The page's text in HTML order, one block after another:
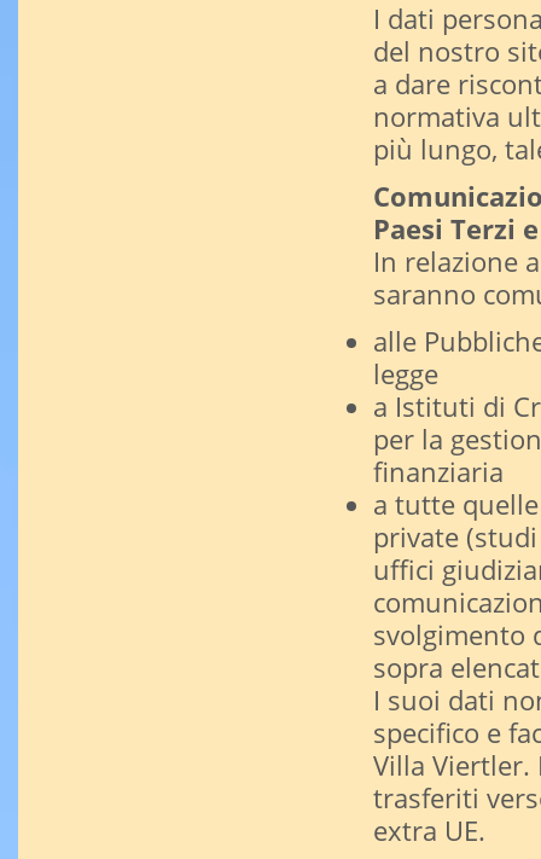
I dati
del nostro
a dare
normativa
più lungo,
Paesi Terzi
In relazione
saranno
alle
legge
a Istituti di
per la
finanziaria
a tutte
private
uffici
svolgimento
sopra
I suoi dati
specifico e
Villa
trasferiti
extra UE.